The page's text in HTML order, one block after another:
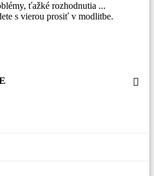
ťažké rozhodnutia ...
s vierou prosiť v modlitbe.